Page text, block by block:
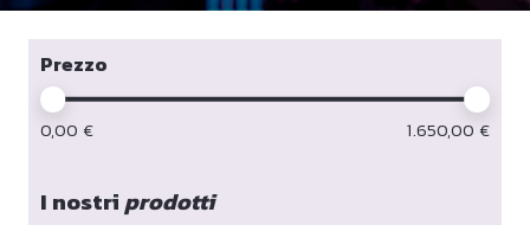
Prezzo
0,00 € 1.650,00 €
I nostriprodotti